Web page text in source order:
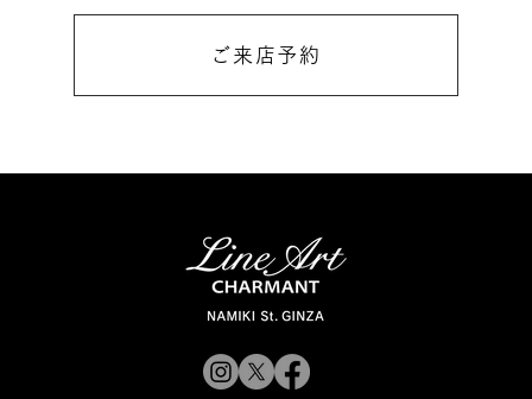
ご来店予約